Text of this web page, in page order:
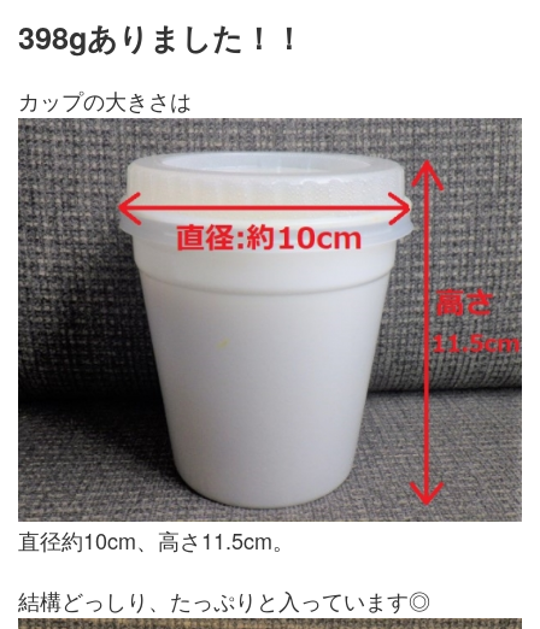
398gありました！！
カップの大きさは
直径約10cm、高さ11.5cm。
結構どっしり、たっぷりと入っています◎